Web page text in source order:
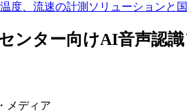
度、流速の計測ソリューションと
ンター向けAI音声認
メディア